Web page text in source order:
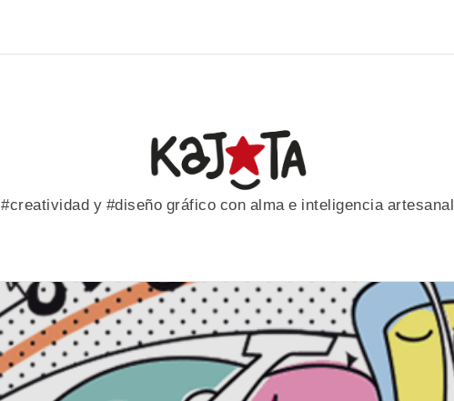
#creatividad y #diseño gráfico con alma e inteligencia artesanal